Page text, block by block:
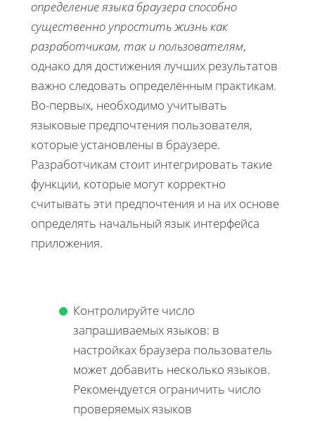
определение языка браузера способно
существенно упростить жизнь как
разработчикам, так и пользователям,
однако для достижения лучших результатов
важно следовать определённым практикам.
Во-первых, необходимо учитывать
языковые предпочтения пользователя,
которые установлены в браузере.
Разработчикам стоит интегрировать такие
функции, которые могут корректно
считывать эти предпочтения и на их основе
определять начальный язык интерфейса
приложения.
Контролируйте число
запрашиваемых языков: в
настройках браузера пользователь
может добавить несколько языков.
Рекомендуется ограничить число
проверяемых языков